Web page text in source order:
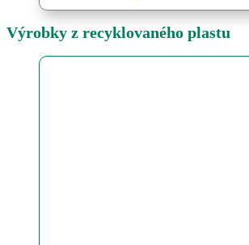
Výrobky z recyklovaného plastu